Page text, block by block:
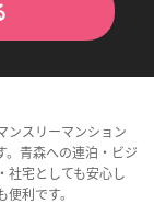
ンスリーマンション
。青森への連泊・ビジ
社宅としても安心し
利です。